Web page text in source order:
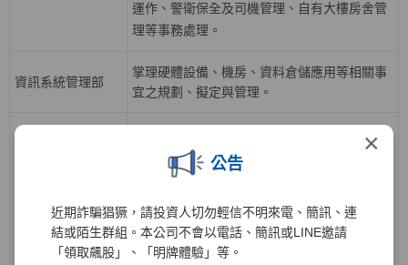
×
公告
近期詐騙猖獗，請投資人切勿輕信不明來電、簡訊、連
結或陌生群組。本公司不會以電話、簡訊或LINE邀請
「領取飆股」、「明牌體驗」等。
運作、警衛保全及司機管理、自有大樓房舍管
理等事務處理。
資訊系統管理部
掌理硬體設備、機房、資料倉儲應用等相關事
宜之規劃、擬定與管理。
系統之規劃、分析與執行等相關事宜。
資訊系統開發二部
劃、分析與執行等相關事宜。
負責公司人力資源策略，有關組織發展、召募